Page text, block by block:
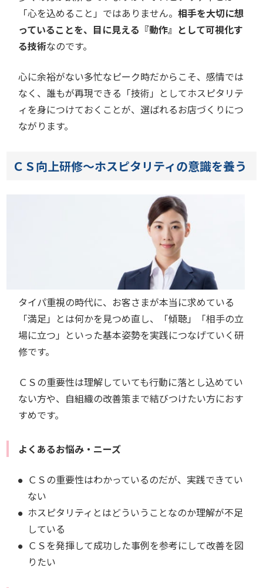
「心を込めること」ではありません。相手を大切に想
っていることを、目に見える『動作』として可視化す
る技術なのです。
心に余裕がない多忙なピーク時だからこそ、感情では
なく、誰もが再現できる「技術」としてホスピタリテ
ィを身につけておくことが、選ばれるお店づくりにつ
ながります。
ＣＳ向上研修～ホスピタリティの意識を養う
タイパ重視の時代に、お客さまが本当に求めている
「満足」とは何かを見つめ直し、「傾聴」「相手の立
場に立つ」といった基本姿勢を実践につなげていく研
修です。
ＣＳの重要性は理解していても行動に落とし込めてい
ない方や、自組織の改善策まで結びつけたい方におす
すめです。
よくあるお悩み・ニーズ
ＣＳの重要性はわかっているのだが、実践できてい
ない
ホスピタリティとはどういうことなのか理解が不足
している
ＣＳを発揮して成功した事例を参考にして改善を図
りたい